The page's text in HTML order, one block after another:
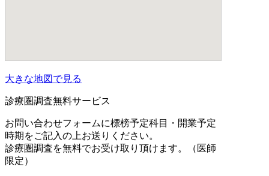
大きな地図で見る
診療圏調査無料サービス
お問い合わせフォームに標榜予定科目・開業予定
時期をご記入の上お送りください。
診療圏調査を無料でお受け取り頂けます。（医師
限定）